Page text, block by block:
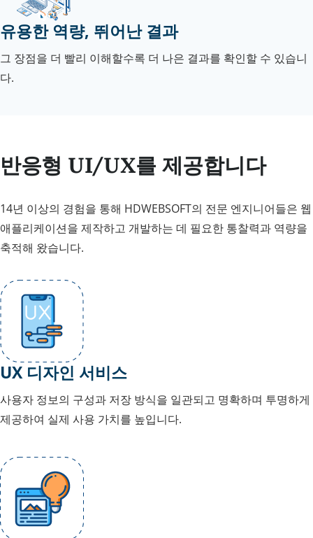
유용한 역량, 뛰어난 결과
그 장점을 더 빨리 이해할수록 더 나은 결과를 확인할 수 있습니
다.
반응형 UI/UX를 제공합니다
14년 이상의 경험을 통해 HDWEBSOFT의 전문 엔지니어들은 웹
애플리케이션을 제작하고 개발하는 데 필요한 통찰력과 역량을
축적해 왔습니다.
UX 디자인 서비스
사용자 정보의 구성과 저장 방식을 일관되고 명확하며 투명하게
제공하여 실제 사용 가치를 높입니다.